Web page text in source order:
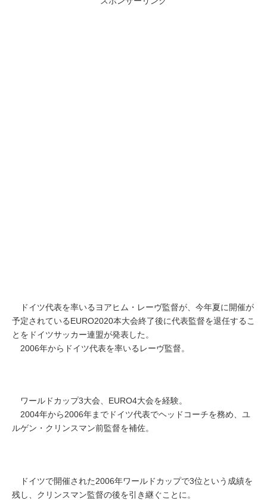
ドイツ代表を率いるヨアヒム・レーヴ監督が、今年夏に開催が
予定されているEURO2020本大会終了後に代表監督を退任するこ
とをドイツサッカー連盟が発表した。
2006年からドイツ代表を率いるレーヴ監督。
ワールドカップ3大会、EURO4大会を経験。
2004年から2006年までドイツ代表でヘッドコーチを務め、ユ
ルゲン・クリンスマン前監督を補佐。
ドイツで開催された2006年ワールドカップで3位という成績を
残し、クリンスマン監督の後を引き継ぐことに。